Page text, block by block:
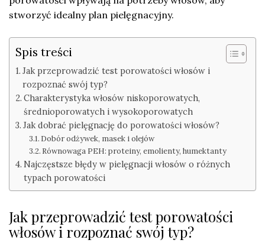
stworzyć idealny plan pielęgnacyjny.
Spis treści
Jak przeprowadzić test porowatości włosów i
rozpoznać swój typ?
Charakterystyka włosów niskoporowatych,
średnioporowatych i wysokoporowatych
Jak dobrać pielęgnację do porowatości włosów?
Dobór odżywek, masek i olejów
Równowaga PEH: proteiny, emolienty, humektanty
Najczęstsze błędy w pielęgnacji włosów o różnych
typach porowatości
Jak przeprowadzić test porowatości
włosów i rozpoznać swój typ?